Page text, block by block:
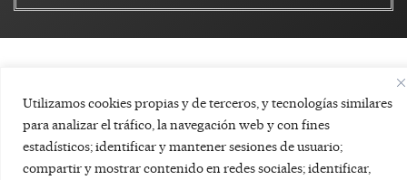
Utilizamos cookies propias y de terceros, y tecnologías similares
para analizar el tráfico, la navegación web y con fines
estadísticos; identificar y mantener sesiones de usuario;
compartir y mostrar contenido en redes sociales; identificar,